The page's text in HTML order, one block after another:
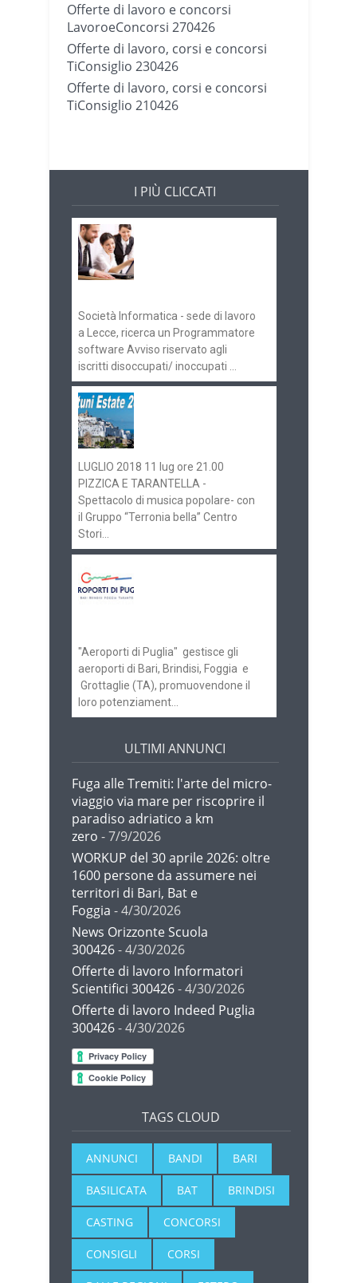
Offerte di lavoro e concorsi
LavoroeConcorsi 270426
Offerte di lavoro, corsi e concorsi
TiConsiglio 230426
Offerte di lavoro, corsi e concorsi
TiConsiglio 210426
I PIÙ CLICCATI
Società Informatica - sede di lavoro
a Lecce, ricerca un Programmatore
software Avviso riservato agli
iscritti disoccupati/ inoccupati ...
LUGLIO 2018 11 lug ore 21.00
PIZZICA E TARANTELLA -
Spettacolo di musica popolare- con
il Gruppo “Terronia bella” Centro
Stori...
"Aeroporti di Puglia" gestisce gli
aeroporti di Bari, Brindisi, Foggia e
Grottaglie (TA), promuovendone il
loro potenziament...
ULTIMI ANNUNCI
Fuga alle Tremiti: l'arte del micro-
viaggio via mare per riscoprire il
paradiso adriatico a km
zero - 7/9/2026
WORKUP del 30 aprile 2026: oltre
1600 persone da assumere nei
territori di Bari, Bat e
Foggia - 4/30/2026
News Orizzonte Scuola
300426- 4/30/2026
Offerte di lavoro Informatori
Scientifici 300426- 4/30/2026
Offerte di lavoro Indeed Puglia
300426- 4/30/2026
TAGS CLOUD
ANNUNCI BANDI BARI
BASILICATA BAT BRINDISI
CASTING CONCORSI
CONSIGLI CORSI